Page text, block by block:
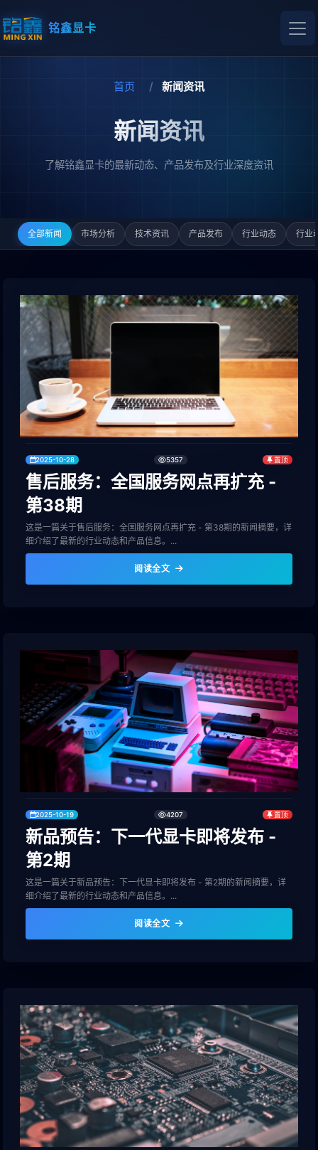
铭鑫显卡
首页 新闻资讯
新闻资讯
了解铭鑫显卡的最新动态、产品发布及行业深度资讯
全部新闻 市场分析 技术资讯 产品发布 行业动态 行业
2025-10-28 5357 置顶
售后服务：全国服务网点再扩充 -
第38期
这是一篇关于售后服务：全国服务网点再扩充 - 第38期的新闻摘要，详
细介绍了最新的行业动态和产品信息。...
阅读全文
2025-10-19 4207 置顶
新品预告：下一代显卡即将发布 -
第2期
这是一篇关于新品预告：下一代显卡即将发布 - 第2期的新闻摘要，详
细介绍了最新的行业动态和产品信息。...
阅读全文